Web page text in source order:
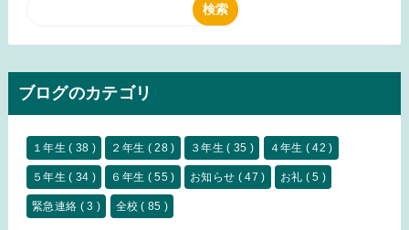
ブログのカテゴリ
１年生( 38 ) ２年生 ( 28 ) ３年生( 35 ) ４年生 ( 42 )
５年生( 34 ) ６年生 ( 55 ) お知らせ ( 47 ) お礼 ( 5 )
緊急連絡 ( 3 ) 全校( 85 )